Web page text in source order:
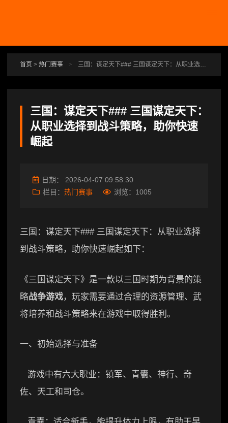
首页 > 热门赛事 > 三国：谋定天下### 三国谋定天下：从职业选择到战斗策略，助你快速崛起
三国：谋定天下### 三国谋定天下：
从职业选择到战斗策略，助你快速
崛起
日期： 2026-04-07 09:58:30
栏目： 热门赛事 浏览： 1005
三国：谋定天下### 三国谋定天下：从职业选择
到战斗策略，助你快速崛起如下：
《三国谋定天下》是一款以三国时期为背景的策
略战争游戏，玩家需要通过合理的资源管理、武
将培养和战斗策略来在游戏中取得胜利。
一、初始选择与准备
游戏中有六大职业：镇军、青囊、神行、奇
佐、天工和司仓。